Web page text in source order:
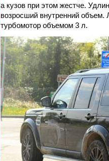
а кузов при этом жестче.
возросший внутренний объем.
турбомотор объемом 3 л.